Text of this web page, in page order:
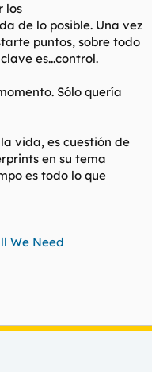
los
de lo posible. Una vez
puntos, sobre todo
es...control.
Sólo quería
vida, es cuestión de
en su tema
es todo lo que
We Need